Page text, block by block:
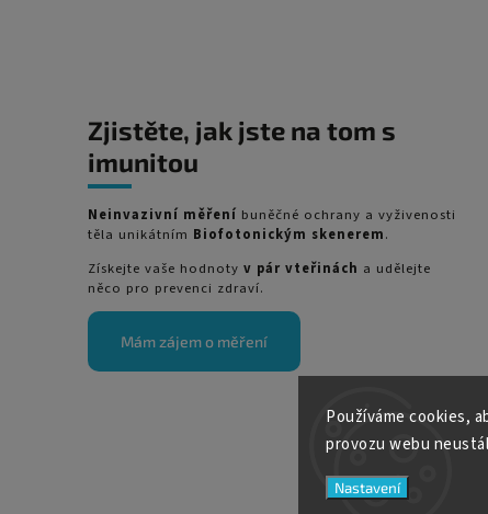
Používáme cookies,
provozu webu
Nastavení
Zjistěte, jak jste na tom s
imunitou
Neinvazivní měření buněčné ochrany a vyživenosti
těla unikátním Biofotonickým skenerem.
Získejte vaše hodnoty v pár vteřinách a udělejte
něco pro prevenci zdraví.
Mám zájem o měření